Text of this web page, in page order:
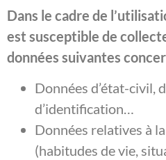
Dans le cadre de
est susceptible de
données suivantes
Données d’état-civil,
d’identification…
Données relatives à
(habitudes de vie,